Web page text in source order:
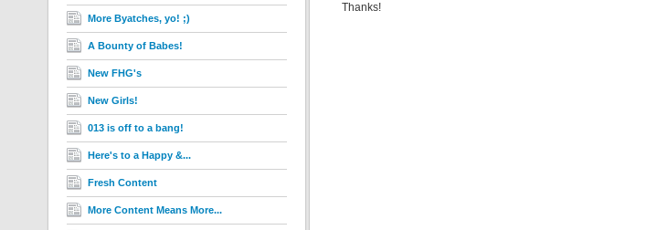
More Byatches, yo! ;)
A Bounty of Babes!
New FHG's
New Girls!
013 is off to a bang!
Here's to a Happy &...
Fresh Content
More Content Means More...
Thanks!